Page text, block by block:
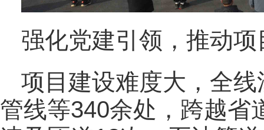
强化党建引领，推动
项目建设难度大，全
管线等340余处，跨越省